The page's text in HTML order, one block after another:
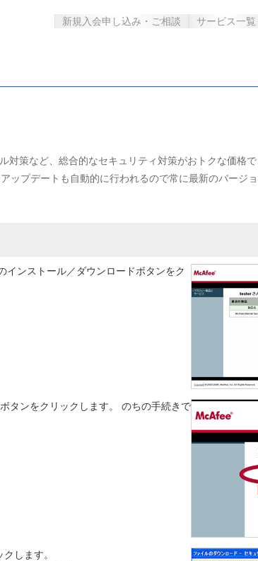
新規入会申し込み・ご相談 サービス一覧
策など、総合的なセキュリティ対策がおトクな価格で
プデートも自動的に行われるので常に最新のバージョ
インストール／ダウンロードボタンをク
タンをクリックします。 のちの手続きで
します。